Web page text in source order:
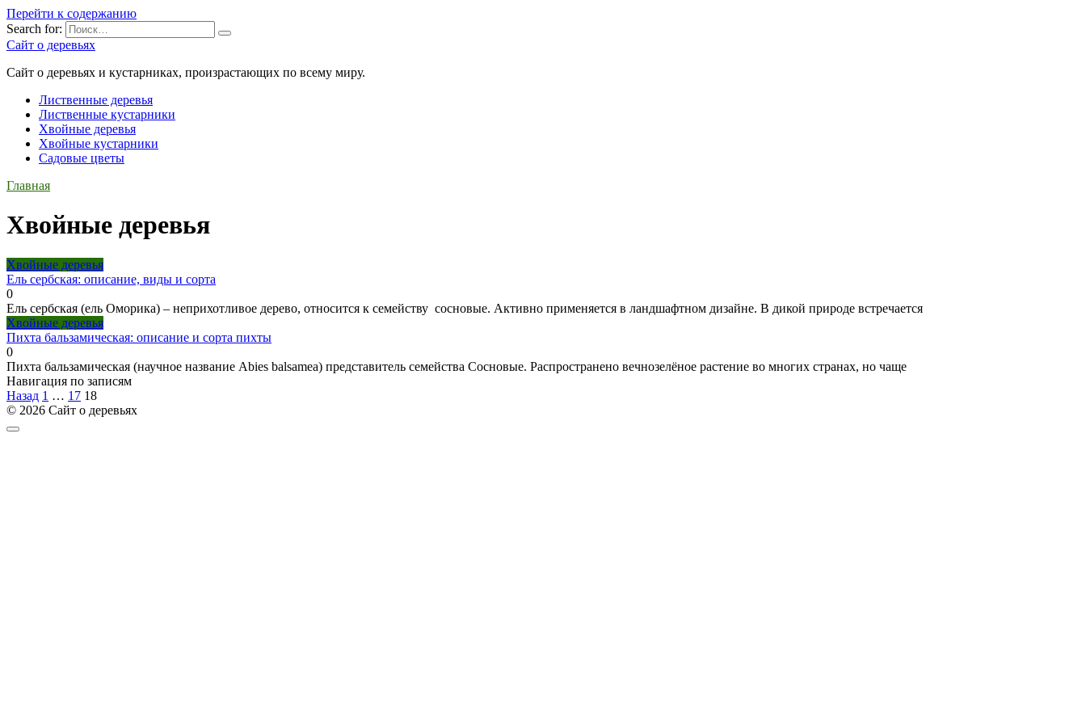
Перейти к содержанию
Search for:
Сайт о деревьях
Сайт о деревьях и кустарниках, произрастающих по всему миру.
Лиственные деревья
Лиственные кустарники
Хвойные деревья
Хвойные кустарники
Садовые цветы
Главная
Хвойные деревья
Хвойные деревья
Ель сербская: описание, виды и сорта
0
Ель сербская (ель Оморика) – неприхотливое дерево, относится к семейству сосновые. Активно применяется в ландшафтном дизайне. В дикой природе встречается
Хвойные деревья
Пихта бальзамическая: описание и сорта пихты
0
Пихта бальзамическая (научное название Abies balsamea) представитель семейства Сосновые. Распространено вечнозелёное растение во многих странах, но чаще
Навигация по записям
Назад 1 … 17 18
© 2026 Сайт о деревьях